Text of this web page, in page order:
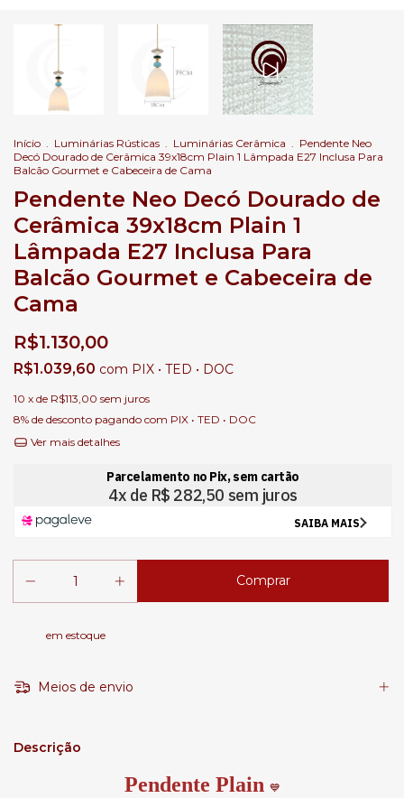
Início . Luminárias Rústicas . Luminárias Cerâmica . Pendente Neo
Decó Dourado de Cerâmica 39x18cm Plain 1 Lâmpada E27 Inclusa Para
Balcão Gourmet e Cabeceira de Cama
Pendente Neo Decó Dourado de
Cerâmica 39x18cm Plain 1
Lâmpada E27 Inclusa Para
Balcão Gourmet e Cabeceira de
Cama
R$1.130,00
R$1.039,60 com PIX • TED • DOC
10 x de R$113,00 sem juros
8% de desconto pagando com PIX • TED • DOC
Ver mais detalhes
em estoque
Meios de envio
Descrição
Pendente Plain 💙